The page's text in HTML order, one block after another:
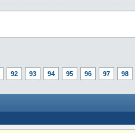
92 93 94 95 96 97 98